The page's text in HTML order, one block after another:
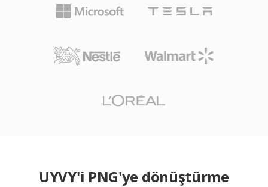
UYVY'i PNG'ye dönüştürme